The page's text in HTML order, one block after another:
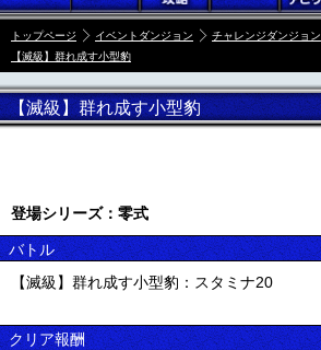
トップページ イベントダンジョン チャレンジダンジョン
【滅級】群れ成す小型豹
【滅級】群れ成す小型豹
登場シリーズ：零式
バトル
【滅級】群れ成す小型豹：スタミナ20
クリア報酬